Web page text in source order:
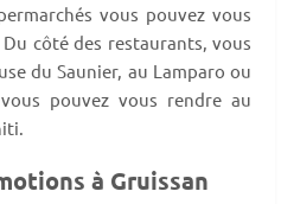
vous pouvez vous
côté des restaurants, vous
du Saunier, au Lamparo ou
pouvez vous rendre au
à Gruissan